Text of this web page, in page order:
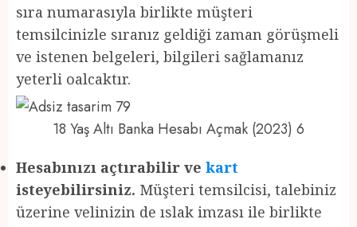
sıra numarasıyla birlikte müşteri
temsilcinizle sıranız geldiği zaman görüşmeli
ve istenen belgeleri, bilgileri sağlamanız
yeterli oalcaktır.
18 Yaş Altı Banka Hesabı Açmak (2023) 6
Hesabınızı açtırabilir ve kart
isteyebilirsiniz. Müşteri temsilcisi, talebiniz
üzerine velinizin de ıslak imzası ile birlikte